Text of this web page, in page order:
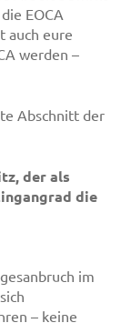
EOCA
auch eure
werden –
Abschnitt der
der als
die
im
– keine